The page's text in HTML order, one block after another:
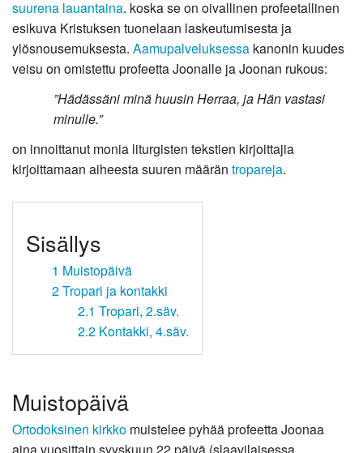
suurena lauantaina. koska se on oivallinen profeetallinen
esikuva Kristuksen tuonelaan laskeutumisesta ja
ylösnousemuksesta. Aamupalveluksessa kanonin kuudes
veisu on omistettu profeetta Joonalle ja Joonan rukous:
”Hädässäni minä huusin Herraa, ja Hän vastasi
minulle.”
on innoittanut monia liturgisten tekstien kirjoittajia
kirjoittamaan aiheesta suuren määrän tropareja.
Sisällys
1 Muistopäivä
2Tropari ja kontakki
2.1 Tropari, 2.säv.
2.2 Kontakki, 4.säv.
Muistopäivä
Ortodoksinen kirkko muistelee pyhää profeetta Joonaa